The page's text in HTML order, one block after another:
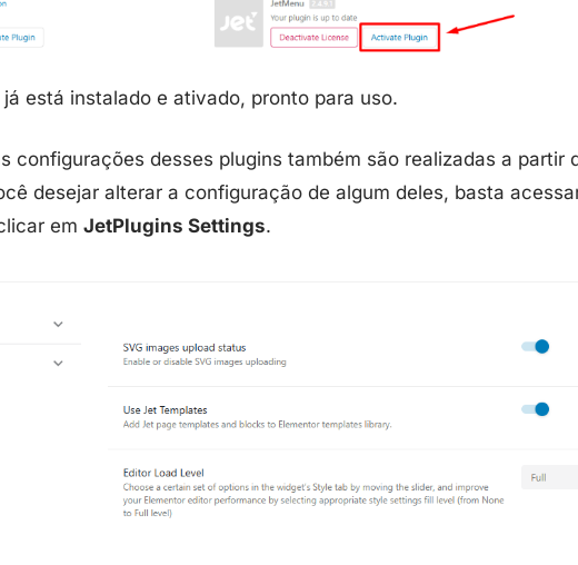
está instalado e ativado, pronto para uso.
configurações desses plugins também são realizadas a partir
desejar alterar a configuração de algum deles, basta
em JetPlugins Settings.